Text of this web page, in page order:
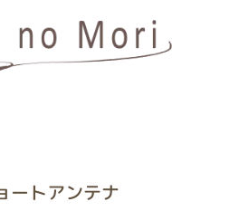
ートアンテナ